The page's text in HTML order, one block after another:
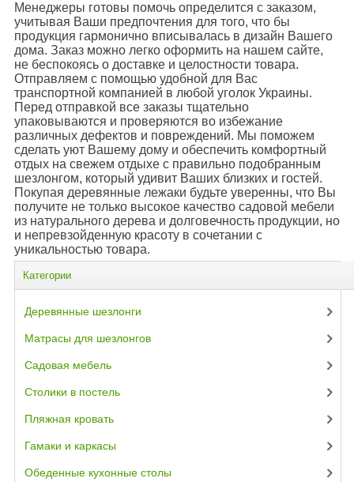
Менеджеры готовы помочь определится с заказом,
учитывая Ваши предпочтения для того, что бы
продукция гармонично вписывалась в дизайн Вашего
дома. Заказ можно легко оформить на нашем сайте,
не беспокоясь о доставке и целостности товара.
Отправляем с помощью удобной для Вас
транспортной компанией в любой уголок Украины.
Перед отправкой все заказы тщательно
упаковываются и проверяются во избежание
различных дефектов и повреждений. Мы поможем
сделать уют Вашему дому и обеспечить комфортный
отдых на свежем отдыхе с правильно подобранным
шезлонгом, который удивит Ваших близких и гостей.
Покупая деревянные лежаки будьте уверенны, что Вы
получите не только высокое качество садовой мебели
из натурального дерева и долговечность продукции, но
и непревзойденную красоту в сочетании с
уникальностью товара.
Категории
Деревянные шезлонги
Матрасы для шезлонгов
Садовая мебель
Столики в постель
Пляжная кровать
Гамаки и каркасы
Обеденные кухонные столы